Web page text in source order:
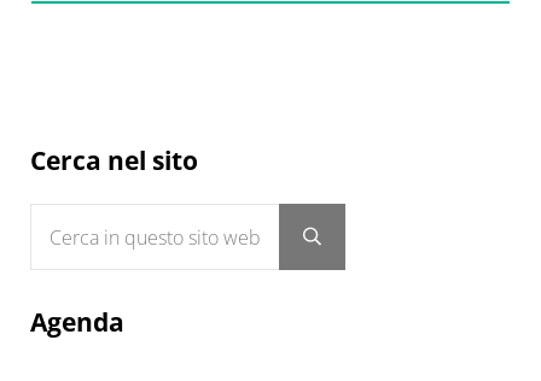
Sidebar
Cerca nel sito
Submit search
Agenda